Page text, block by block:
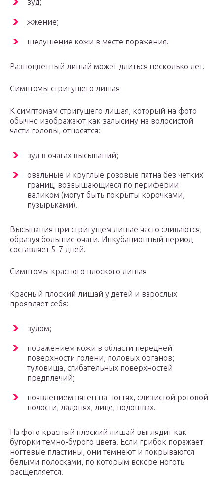
зуд;
жжение;
шелушение кожи в месте поражения.
Разноцветный лишай может длиться несколько лет.
Симптомы стригущего лишая
К симптомам стригущего лишая, который на фото
обычно изображают как залысину на волосистой
части головы, относятся:
зуд в очагах высыпаний;
овальные и круглые розовые пятна без четких
границ, возвышающиеся по периферии
валиком (могут быть покрыты корочками,
пузырьками).
Высыпания при стригущем лишае часто сливаются,
образуя большие очаги. Инкубационный период
составляет 5-7 дней.
Симптомы красного плоского лишая
Красный плоский лишай у детей и взрослых
проявляет себя:
зудом;
поражением кожи в области передней
поверхности голени, половых органов;
туловища, сгибательных поверхностей
предплечий;
появлением пятен на ногтях, слизистой ротовой
полости, ладонях, лице, подошвах.
На фото красный плоский лишай выглядит как
бугорки темно-бурого цвета. Если грибок поражает
ногтевые пластины, они темнеют и покрываются
белыми полосками, по которым вскоре ноготь
расщепляется.